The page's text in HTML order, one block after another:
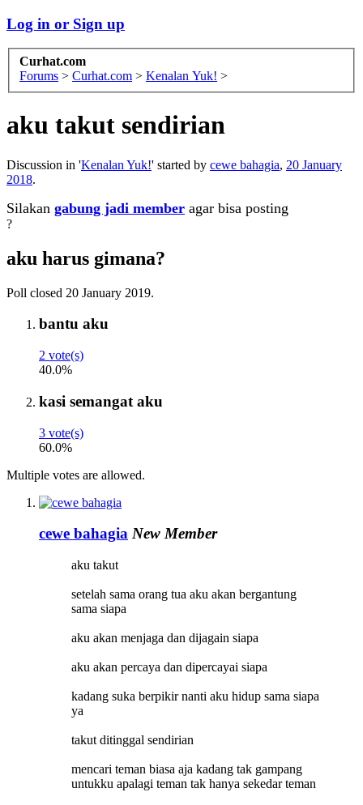
Log in or Sign up
Curhat.com
Forums > Curhat.com > Kenalan Yuk! >
aku takut sendirian
Discussion in 'Kenalan Yuk!' started by cewe bahagia, 20 January
2018.
Silakan gabung jadi member agar bisa posting
?
aku harus gimana?
Poll closed 20 January 2019.
bantu aku
2 vote(s)
40.0%
kasi semangat aku
3 vote(s)
60.0%
Multiple votes are allowed.
cewe bahagia New Member
aku takut
setelah sama orang tua aku akan bergantung
sama siapa
aku akan menjaga dan dijagain siapa
aku akan percaya dan dipercayai siapa
kadang suka berpikir nanti aku hidup sama siapa
ya
takut ditinggal sendirian
mencari teman biasa aja kadang tak gampang
untukku apalagi teman tak hanya sekedar teman